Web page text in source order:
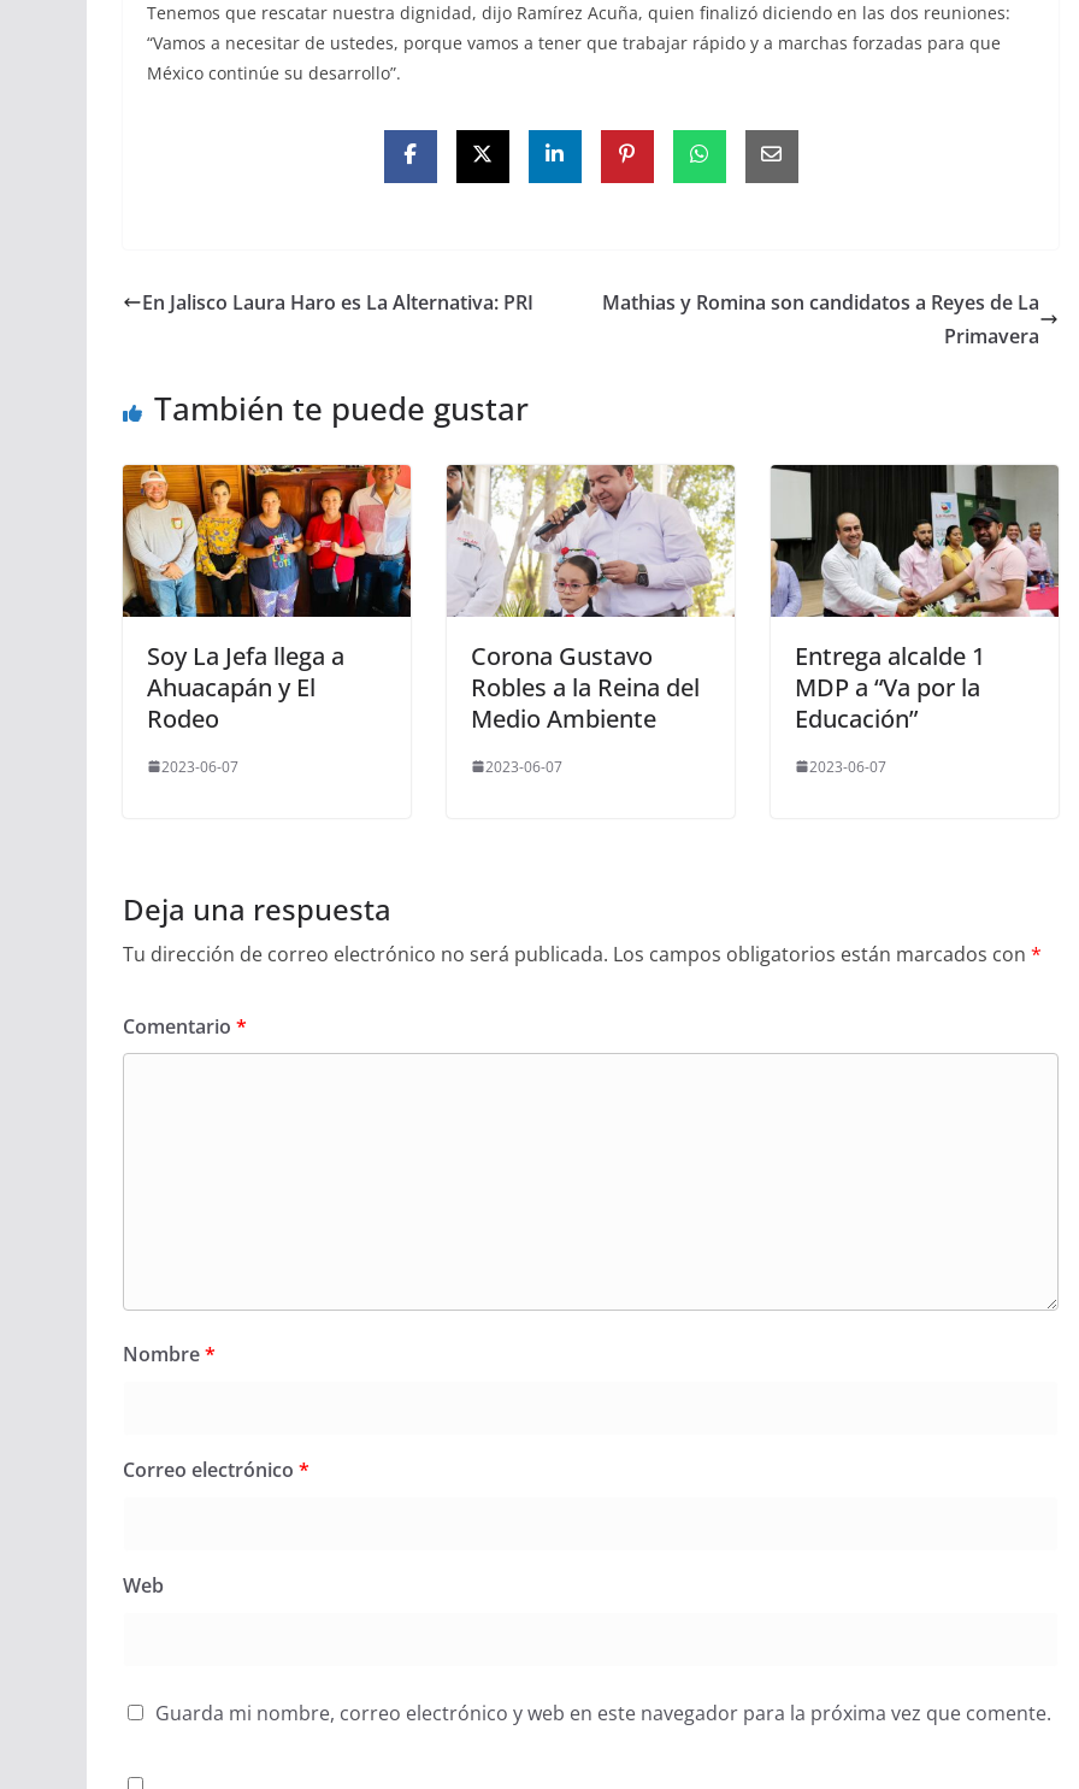
Tenemos que rescatar nuestra dignidad, dijo Ramírez Acuña, quien finalizó diciendo en las dos reuniones:
“Vamos a necesitar de ustedes, porque vamos a tener que trabajar rápido y a marchas forzadas para que
México continúe su desarrollo”.
En Jalisco Laura Haro es La Alternativa: PRI
Mathias y Romina son candidatos a Reyes de La
Primavera
También te puede gustar
Soy La Jefa llega a
Ahuacapán y El
Rodeo
2023-06-07
Corona Gustavo
Robles a la Reina del
Medio Ambiente
2023-06-07
Entrega alcalde 1
MDP a “Va por la
Educación”
2023-06-07
Deja una respuesta
Tu dirección de correo electrónico no será publicada. Los campos obligatorios están marcados con *
Comentario *
Nombre*
Correo electrónico *
Web
Guarda mi nombre, correo electrónico y web en este navegador para la próxima vez que comente.